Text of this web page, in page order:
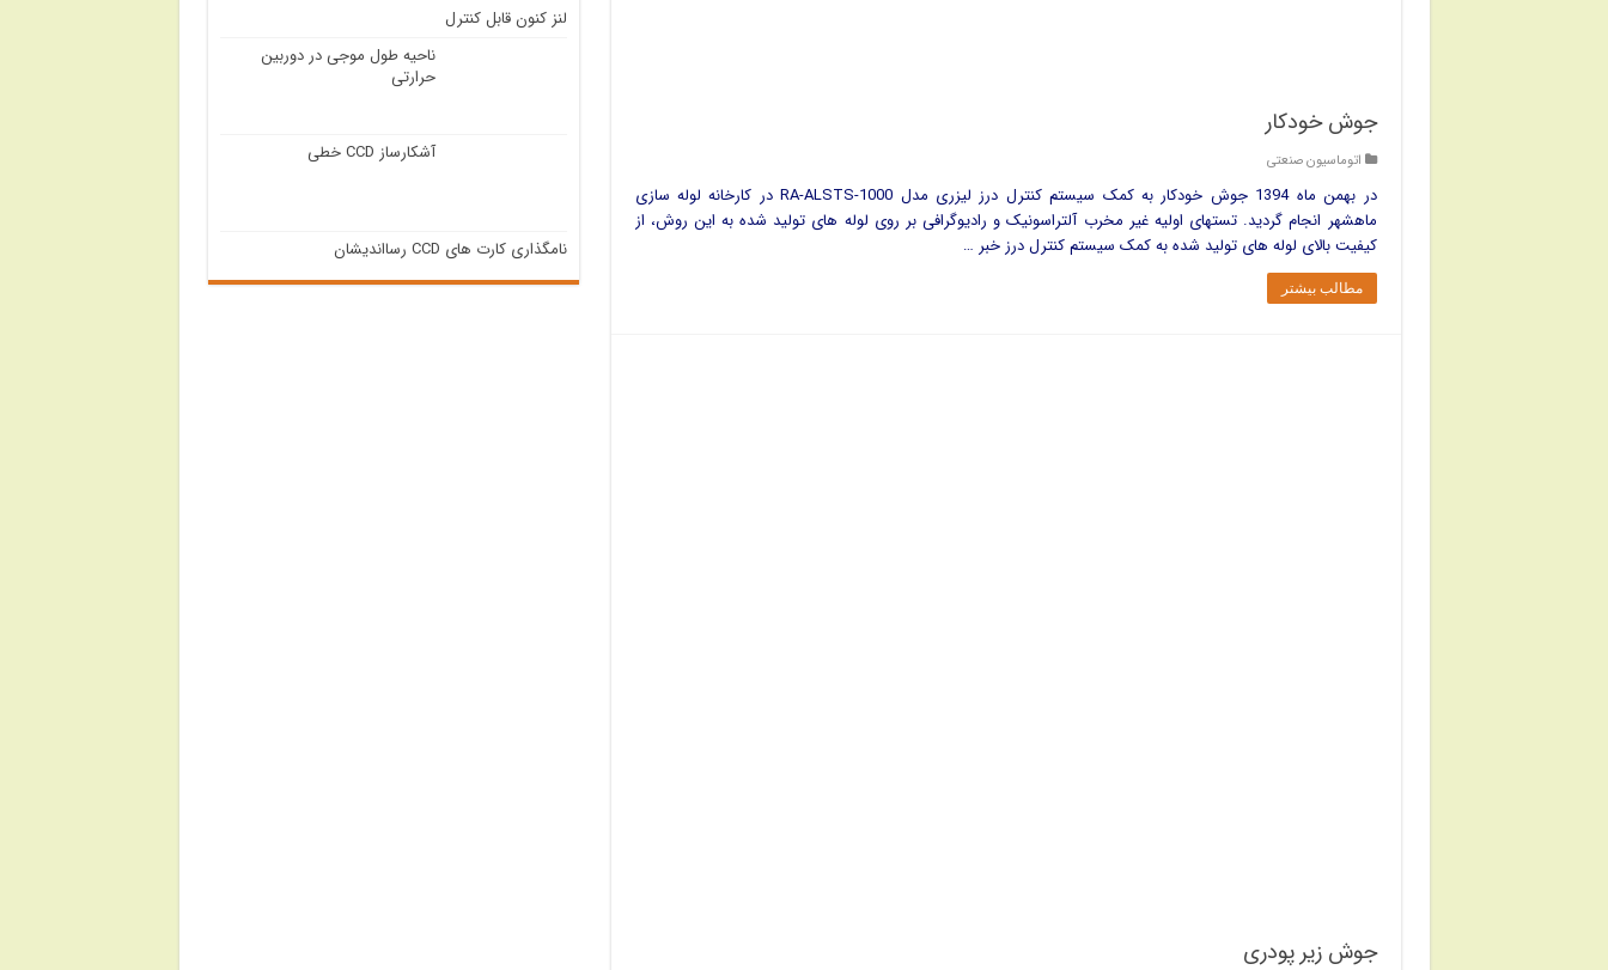
جوش خودکار
اتوماسیون صنعتی
در بهمن ماه 1394 جوش خودکار به کمک سیستم کنترل درز لیزری مدل RA-ALSTS-1000 در کارخانه لوله سازی
ماهشهر انجام گردید. تستهای اولیه غیر مخرب آلتراسونیک و رادیوگرافی بر روی لوله های تولید شده به این روش، از
کیفیت بالای لوله های تولید شده به کمک سیستم کنترل درز خبر …
مطالب بیشتر
جوش زیر پودری
لنز کنون قابل کنترل
ناحیه طول موجی در دوربین
حرارتی
آشکارساز CCD خطی
نامگذاری کارت های CCD رسااندیشان